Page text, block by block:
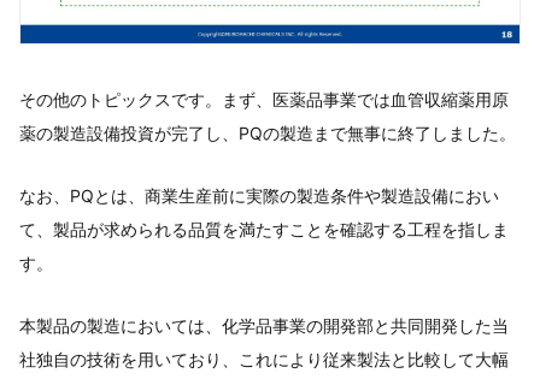
その他のトピックスです。まず、医薬品事業では血管収縮薬用原
薬の製造設備投資が完了し、PQの製造まで無事に終了しました。
なお、PQとは、商業生産前に実際の製造条件や製造設備におい
て、製品が求められる品質を満たすことを確認する工程を指しま
す。
本製品の製造においては、化学品事業の開発部と共同開発した当
社独自の技術を用いており、これにより従来製法と比較して大幅